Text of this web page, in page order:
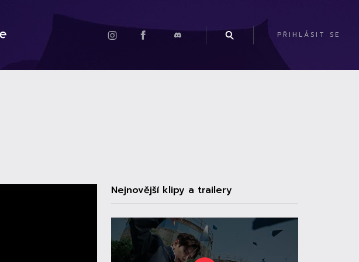
PŘIHLÁSIT SE
Nejnovější klipy a trailery